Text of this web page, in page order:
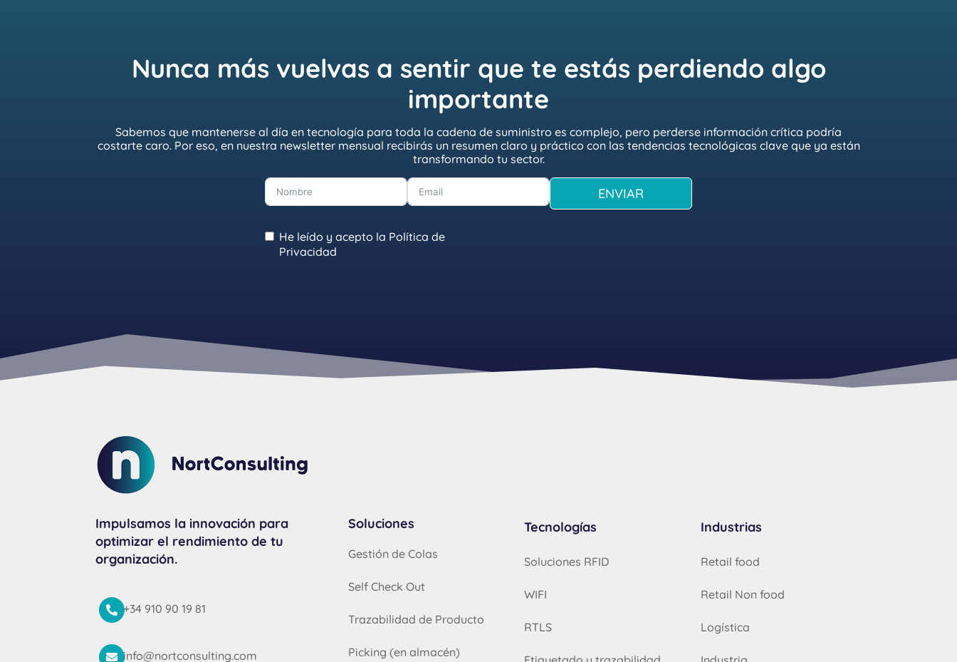
Nunca más vuelvas a sentir que te estás perdiendo algo
importante
Sabemos que mantenerse al día en tecnología para toda la cadena de suministro es complejo, pero perderse información crítica podría
costarte caro. Por eso, en nuestra newsletter mensual recibirás un resumen claro y práctico con las tendencias tecnológicas clave que ya están
transformando tu sector.
ENVIAR
He leído y acepto la Política de
Privacidad
Impulsamos la innovación para
optimizar el rendimiento de tu
organización.
 +34 910 90 19 81
 info@nortconsulting.com
Soluciones
Gestión de Colas
Self Check Out
Trazabilidad de Producto
Picking (en almacén)
Tecnologías
Soluciones RFID
WIFI
RTLS
Industrias
Retail food
Retail Non food
Logística